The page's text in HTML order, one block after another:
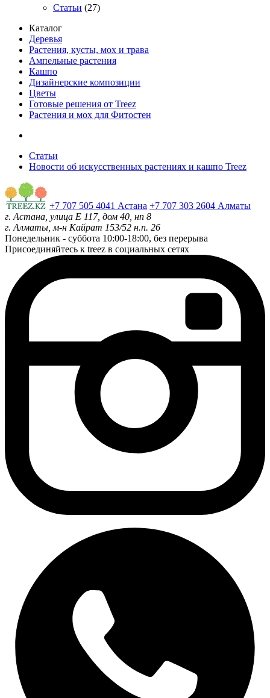
Статьи (27)
Каталог
Деревья
Растения, кусты, мох и трава
Ампельные растения
Кашпо
Дизайнерские композиции
Цветы
Готовые решения от Treez
Растения и мох для Фитостен
Статьи
Новости об искусственных растениях и кашпо Treez
+7 707 505 4041 Астана +7 707 303 2604 Алматы
г. Астана, улица Е 117, дом 40, нп 8
г. Алматы, м-н Кайрат 153/52 н.п. 26
Понедельник - суббота 10:00-18:00, без перерыва
Присоединяйтесь к treez в социальных сетях